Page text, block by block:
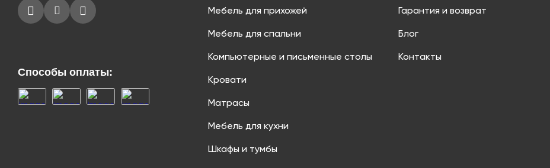
Способы оплаты:
Мебель для прихожей
Мебель для спальни
Компьютерные и письменные столы
Кровати
Матрасы
Мебель для кухни
Шкафы и тумбы
Гарантия и возврат
Блог
Контакты